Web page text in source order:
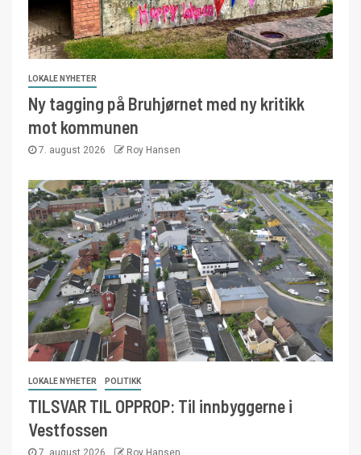
LOKALE NYHETER
Ny tagging på Bruhjørnet med ny kritikk
mot kommunen
7. august 2026 Roy Hansen
LOKALE NYHETER POLITIKK
TILSVAR TIL OPPROP: Til innbyggerne i
Vestfossen
7. august 2026 Roy Hansen